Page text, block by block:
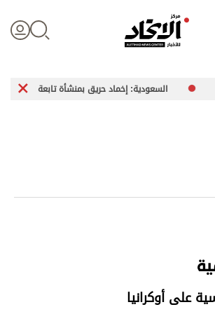
إخماد حريق بمنشأة تابعة لـ«أرامكو»
على أوكرانيا